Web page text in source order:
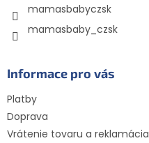
mamasbabyczsk
mamasbaby_czsk
Informace pro vás
Platby
Doprava
Vrátenie tovaru a reklamácia